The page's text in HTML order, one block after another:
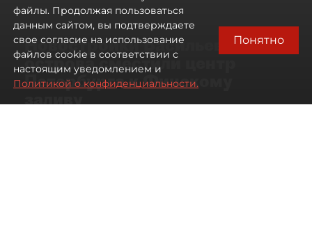
Новостройки Васильевского
острова сместили центр
Петербурга к Финскому
заливу
файлы. Продолжая пользоваться
данным сайтом, вы подтверждаете
свое согласие на использование
файлов cookie в соответствии с
настоящим уведомлением и
Политикой о конфиденциальности.
Понятно